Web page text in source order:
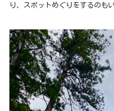
り、スポットめぐりをするのも